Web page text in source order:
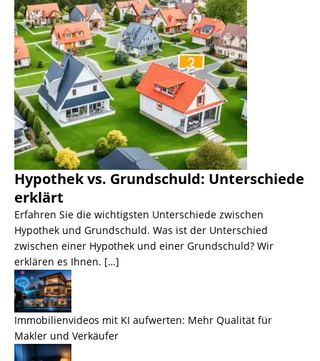
Hypothek vs. Grundschuld: Unterschiede
erklärt
Erfahren Sie die wichtigsten Unterschiede zwischen
Hypothek und Grundschuld. Was ist der Unterschied
zwischen einer Hypothek und einer Grundschuld? Wir
erklären es Ihnen. […]
Immobilienvideos mit KI aufwerten: Mehr Qualität für
Makler und Verkäufer